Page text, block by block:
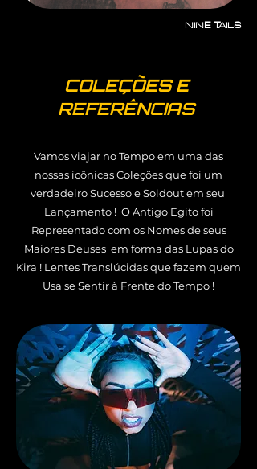
NINE TAILS
COLEÇÕES E
REFERÊNCIAS
Vamos viajar no Tempo em uma das
nossas icônicas Coleções que foi um
verdadeiro Sucesso e Soldout em seu
Lançamento ! O Antigo Egito foi
Representado com os Nomes de seus
Maiores Deuses em forma das Lupas do
Kira ! Lentes Translúcidas que fazem quem
Usa se Sentir à Frente do Tempo !